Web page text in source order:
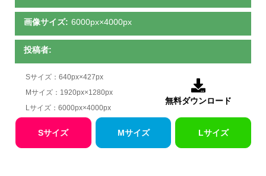
画像サイズ: 6000px×4000px
投稿者:
Sサイズ：640px×427px
Mサイズ：1920px×1280px
Lサイズ：6000px×4000px

無料ダウンロード
Sサイズ Mサイズ Lサイズ